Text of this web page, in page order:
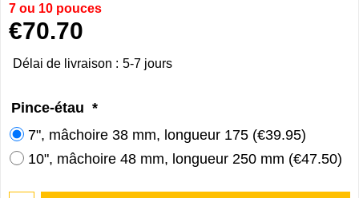
7 ou 10 pouces
€70.70
Délai de livraison : 5-7 jours
Pince-étau *
7", mâchoire 38 mm, longueur 175 (€39.95)
10", mâchoire 48 mm, longueur 250 mm (€47.50)